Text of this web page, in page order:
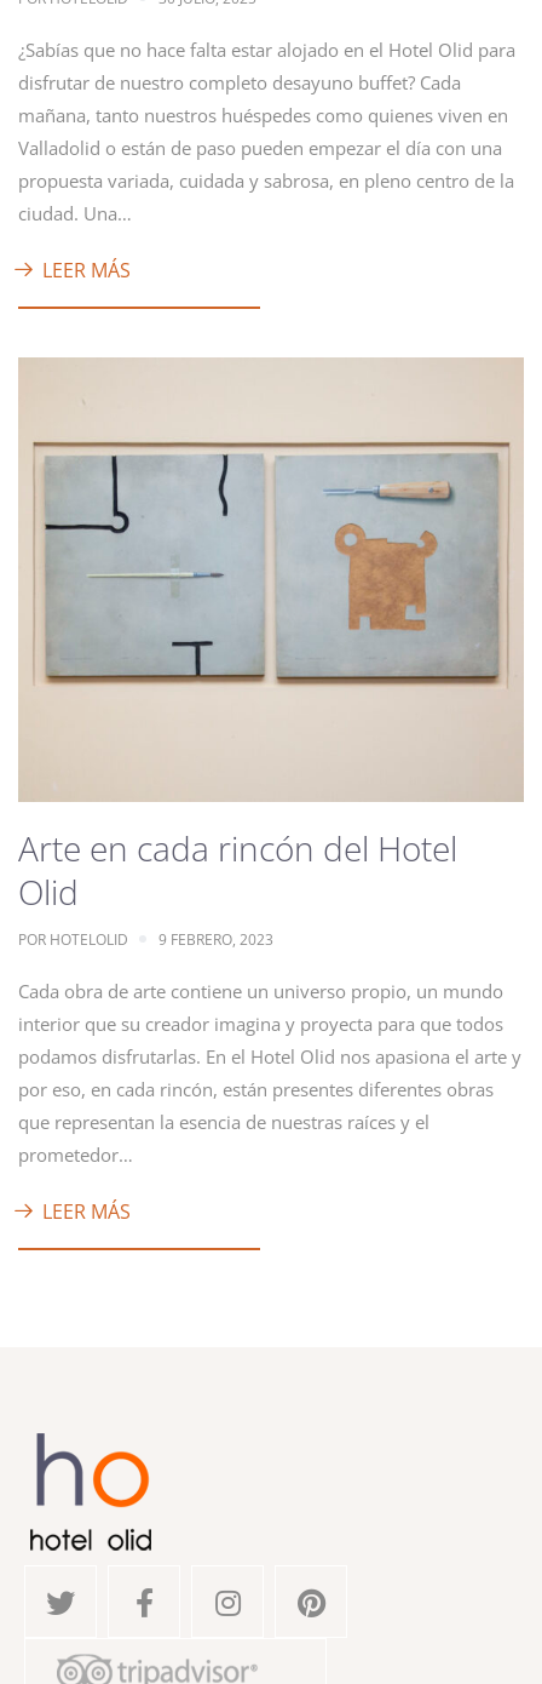
¿Sabías que no hace falta estar alojado en el Hotel Olid para
disfrutar de nuestro completo desayuno buffet? Cada
mañana, tanto nuestros huéspedes como quienes viven en
Valladolid o están de paso pueden empezar el día con una
propuesta variada, cuidada y sabrosa, en pleno centro de la
ciudad. Una…
LEER MÁS
Arte en cada rincón del Hotel
Olid
POR HOTELOLID 9 FEBRERO, 2023
Cada obra de arte contiene un universo propio, un mundo
interior que su creador imagina y proyecta para que todos
podamos disfrutarlas. En el Hotel Olid nos apasiona el arte y
por eso, en cada rincón, están presentes diferentes obras
que representan la esencia de nuestras raíces y el
prometedor…
LEER MÁS